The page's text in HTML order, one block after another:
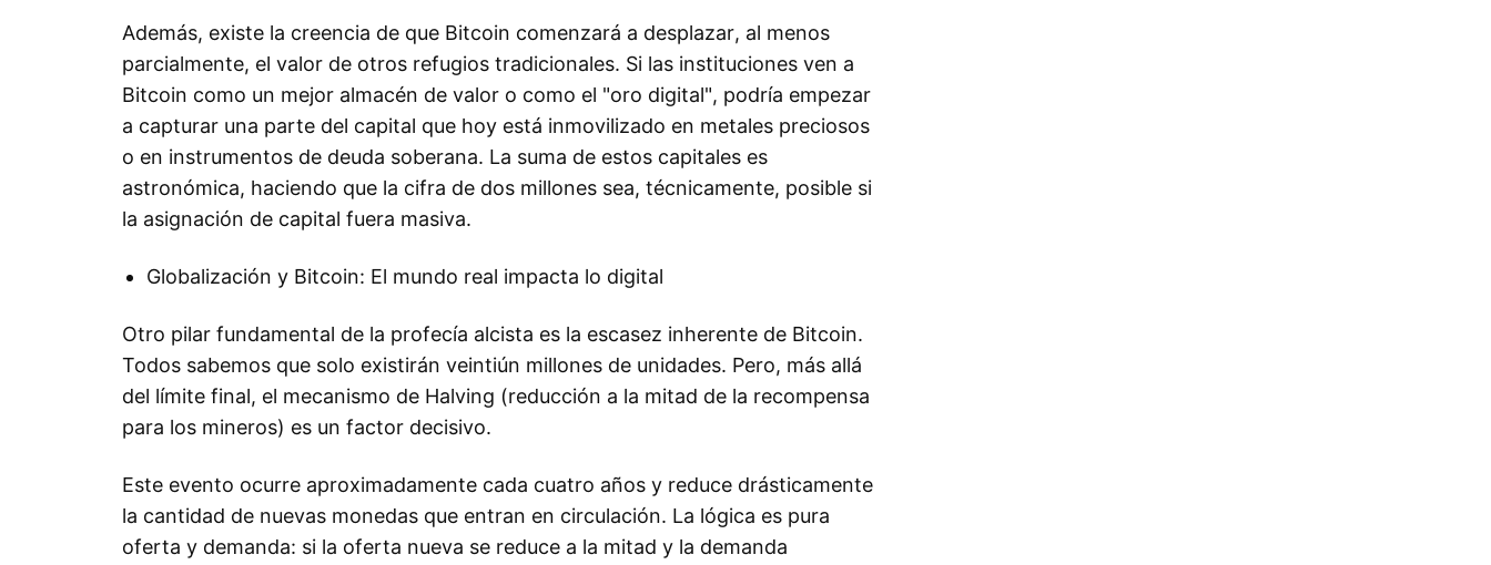
Además, existe la creencia de que Bitcoin comenzará a desplazar, al menos
parcialmente, el valor de otros refugios tradicionales. Si las instituciones ven a
Bitcoin como un mejor almacén de valor o como el "oro digital", podría empezar
a capturar una parte del capital que hoy está inmovilizado en metales preciosos
o en instrumentos de deuda soberana. La suma de estos capitales es
astronómica, haciendo que la cifra de dos millones sea, técnicamente, posible si
la asignación de capital fuera masiva.
Globalización y Bitcoin: El mundo real impacta lo digital
Otro pilar fundamental de la profecía alcista es la escasez inherente de Bitcoin.
Todos sabemos que solo existirán veintiún millones de unidades. Pero, más allá
del límite final, el mecanismo de Halving (reducción a la mitad de la recompensa
para los mineros) es un factor decisivo.
Este evento ocurre aproximadamente cada cuatro años y reduce drásticamente
la cantidad de nuevas monedas que entran en circulación. La lógica es pura
oferta y demanda: si la oferta nueva se reduce a la mitad y la demanda